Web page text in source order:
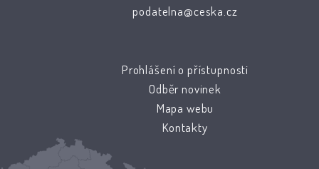
podatelna@ceska.cz
Prohlášení o přístupnosti
Odběr novinek
Mapa webu
Kontakty